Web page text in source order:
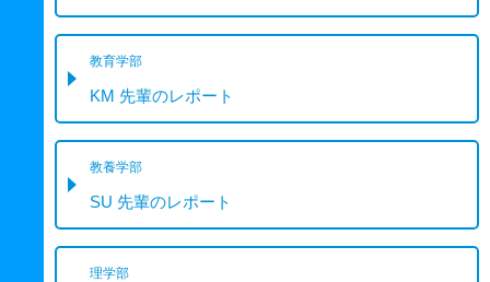
教育学部
KM 先輩のレポート
教養学部
SU 先輩のレポート
理学部